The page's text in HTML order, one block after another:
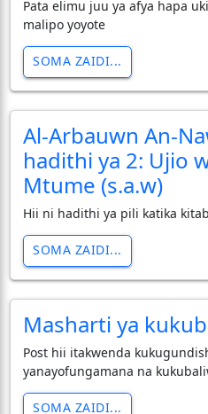
Pata elimu juu ya afya hapa
malipo yoyote
SOMA ZAIDI...
Al-Arbauwn An-
hadithi ya 2: Ujio
Mtume (s.a.w)
Hii ni hadithi ya pili katika
SOMA ZAIDI...
Masharti ya
Post hii itakwenda
yanayofungamana na
SOMA ZAIDI...